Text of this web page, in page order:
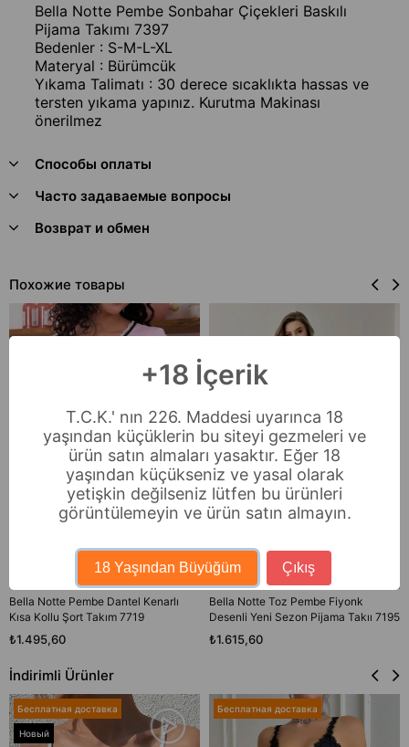
Bella Notte Pembe Sonbahar Çiçekleri Baskılı
Pijama Takımı 7397
Bedenler : S-M-L-XL
Materyal : Bürümcük
Yıkama Talimatı : 30 derece sıcaklıkta hassas ve
tersten yıkama yapınız. Kurutma Makinası
önerilmez
Способы оплаты
Часто задаваемые вопросы
Возврат и обмен
Похожие товары
Bella Notte Pembe Dantel Kenarlı
Kısa Kollu Şort Takım 7719
₺1.495,60
Bella Notte Toz Pembe Fiyonk
Desenli Yeni Sezon Pijama Takıı 7195
₺1.615,60
İndirimli Ürünler
Бесплатная доставка
Новый
Бесплатная доставка
+18 İçerik
T.C.K.' nın 226. Maddesi uyarınca 18
yaşından küçüklerin bu siteyi gezmeleri ve
ürün satın almaları yasaktır. Eğer 18
yaşından küçükseniz ve yasal olarak
yetişkin değilseniz lütfen bu ürünleri
görüntülemeyin ve ürün satın almayın.
18 Yaşından Büyüğüm Çıkış